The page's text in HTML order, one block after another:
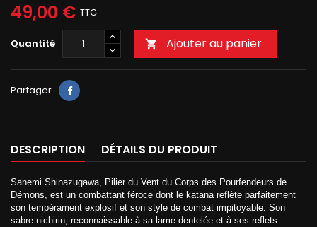
49,00 € TTC
Quantité  Ajouter au panier
Partager
DESCRIPTION DÉTAILS DU PRODUIT
Sanemi Shinazugawa, Pilier du Vent du Corps des Pourfendeurs de
Démons, est un combattant féroce dont le katana reflète parfaitement
son tempérament explosif et son style de combat impitoyable. Son
sabre nichirin, reconnaissable à sa lame dentelée et à ses reflets